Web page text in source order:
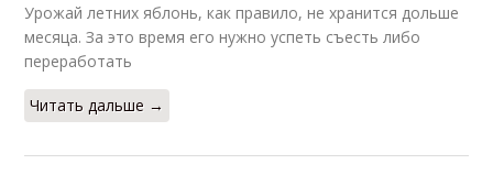
Урожай летних яблонь, как правило, не хранится дольше
месяца. За это время его нужно успеть съесть либо
переработать
Читать дальше →